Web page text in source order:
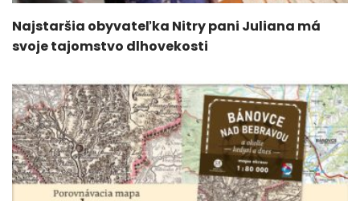
Najstaršia obyvateľka Nitry pani Juliana má
svoje tajomstvo dlhovekosti